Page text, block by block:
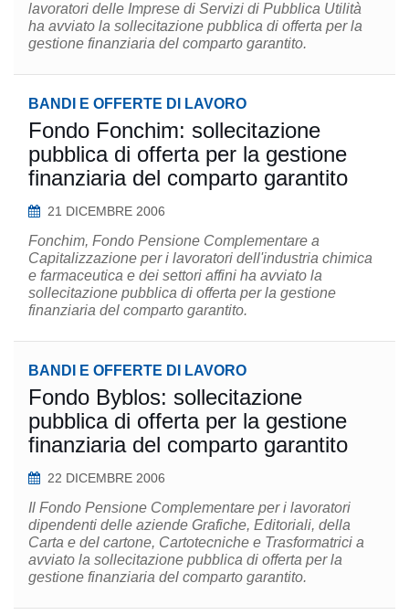
lavoratori delle Imprese di Servizi di Pubblica Utilità
ha avviato la sollecitazione pubblica di offerta per la
gestione finanziaria del comparto garantito.
BANDI E OFFERTE DI LAVORO
Fondo Fonchim: sollecitazione
pubblica di offerta per la gestione
finanziaria del comparto garantito
21 DICEMBRE 2006
Fonchim, Fondo Pensione Complementare a
Capitalizzazione per i lavoratori dell'industria chimica
e farmaceutica e dei settori affini ha avviato la
sollecitazione pubblica di offerta per la gestione
finanziaria del comparto garantito.
BANDI E OFFERTE DI LAVORO
Fondo Byblos: sollecitazione
pubblica di offerta per la gestione
finanziaria del comparto garantito
22 DICEMBRE 2006
Il Fondo Pensione Complementare per i lavoratori
dipendenti delle aziende Grafiche, Editoriali, della
Carta e del cartone, Cartotecniche e Trasformatrici a
avviato la sollecitazione pubblica di offerta per la
gestione finanziaria del comparto garantito.